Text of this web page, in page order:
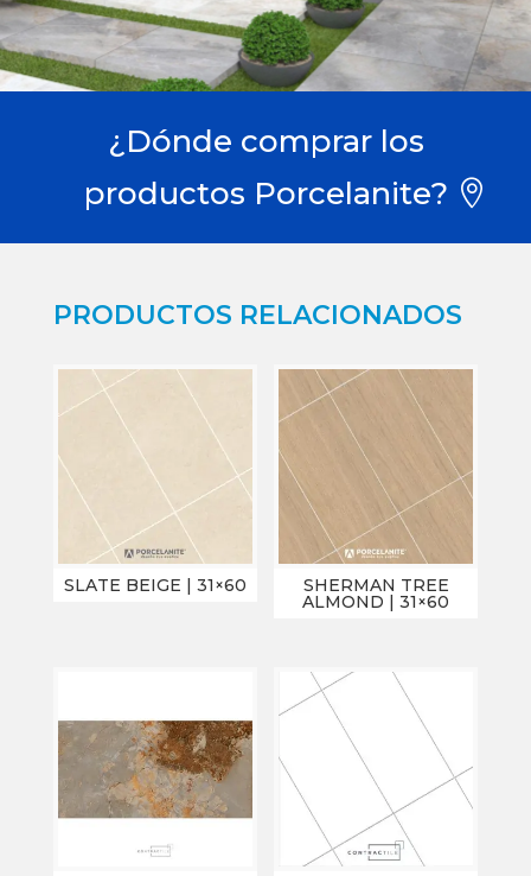
¿Dónde comprar los
productos Porcelanite?
PRODUCTOS RELACIONADOS
SLATE BEIGE | 31×60 SHERMAN TREE
ALMOND | 31×60